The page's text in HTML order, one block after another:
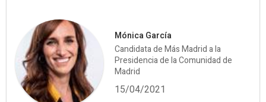
Mónica García
Candidata de Más Madrid a la
Presidencia de la Comunidad de
Madrid
15/04/2021